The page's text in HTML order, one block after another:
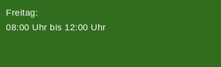
Freitag:
08:00 Uhr bis 12:00 Uhr